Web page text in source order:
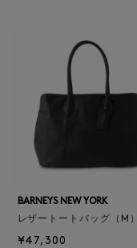
BARNEYS NEW YORK
レザートートバッグ（M）
¥47,300